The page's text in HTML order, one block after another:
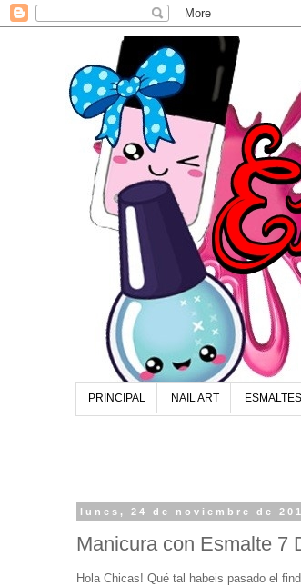
PRINCIPAL NAIL ART ESMALTES
lunes, 24 de noviembre de
Manicura con Esmalte 7
Hola Chicas! Qué tal habeis pasado el